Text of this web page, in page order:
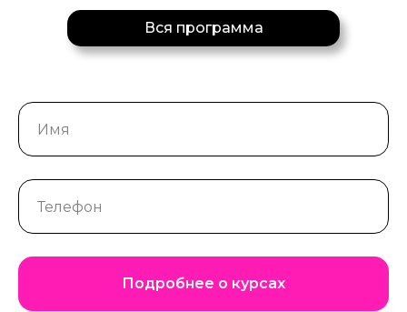
Вся программа
Подробнее о курсах